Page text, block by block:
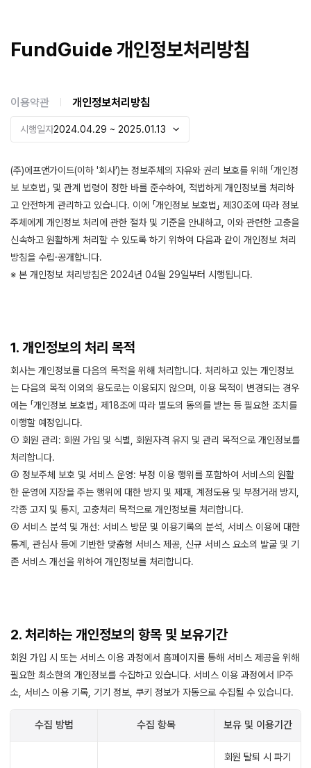
FundGuide개인정보처리방침
이용약관 개인정보처리방침
시행일자2024.04.29 ~ 2025.01.13
(주)에프앤가이드(이하 '회사')는 정보주체의 자유와 권리 보호를 위해 「개인정
보 보호법」 및 관계 법령이 정한 바를 준수하여, 적법하게 개인정보를 처리하
고 안전하게 관리하고 있습니다. 이에 「개인정보 보호법」 제30조에 따라 정보
주체에게 개인정보 처리에 관한 절차 및 기준을 안내하고, 이와 관련한 고충을
신속하고 원활하게 처리할 수 있도록 하기 위하여 다음과 같이 개인정보 처리
방침을 수립·공개합니다.
※ 본 개인정보 처리방침은 2024년 04월 29일부터 시행됩니다.
1. 개인정보의 처리 목적
회사는 개인정보를 다음의 목적을 위해 처리합니다. 처리하고 있는 개인정보
는 다음의 목적 이외의 용도로는 이용되지 않으며, 이용 목적이 변경되는 경우
에는 「개인정보 보호법」 제18조에 따라 별도의 동의를 받는 등 필요한 조치를
이행할 예정입니다.
① 회원 관리: 회원 가입 및 식별, 회원자격 유지 및 관리 목적으로 개인정보를
처리합니다.
② 정보주체 보호 및 서비스 운영: 부정 이용 행위를 포함하여 서비스의 원활
한 운영에 지장을 주는 행위에 대한 방지 및 제재, 계정도용 및 부정거래 방지,
각종 고지 및 통지, 고충처리 목적으로 개인정보를 처리합니다.
③ 서비스 분석 및 개선: 서비스 방문 및 이용기록의 분석, 서비스 이용에 대한
통계, 관심사 등에 기반한 맞춤형 서비스 제공, 신규 서비스 요소의 발굴 및 기
존 서비스 개선을 위하여 개인정보를 처리합니다.
2. 처리하는 개인정보의 항목 및 보유기간
회원 가입 시 또는 서비스 이용 과정에서 홈페이지를 통해 서비스 제공을 위해
필요한 최소한의 개인정보를 수집하고 있습니다. 서비스 이용 과정에서 IP주
소, 서비스 이용 기록, 기기 정보, 쿠키 정보가 자동으로 수집될 수 있습니다.
수집 방법 수집 항목 보유 및 이용기간
회원 탈퇴 시 파기